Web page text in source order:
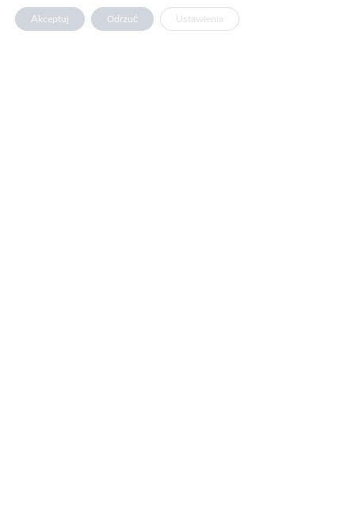
Mail: marketing@novopak.com.pl
Akceptuj Odrzuć Ustawienia